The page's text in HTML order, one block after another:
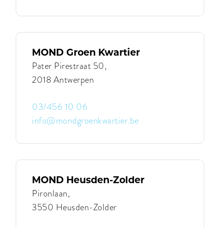
MOND
|
DCC
MOND Groen Kwartier
Pater Pirestraat 50,
2018 Antwerpen
03/456 10 06
info@mondgroenkwartier.be
MOND
Kwartier
MOND
Groen
Kwartier
MOND Heusden-Zolder
Pironlaan,
3550 Heusden-Zolder